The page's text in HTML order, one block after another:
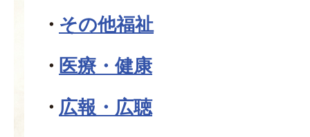
その他福祉
医療・健康
広報・広聴